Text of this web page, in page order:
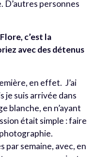
D’autres personnes
c’est la
avec des détenus
en effet. J’ai
je suis arrivée dans
blanche, en n’ayant
était simple : faire
par semaine, avec, en